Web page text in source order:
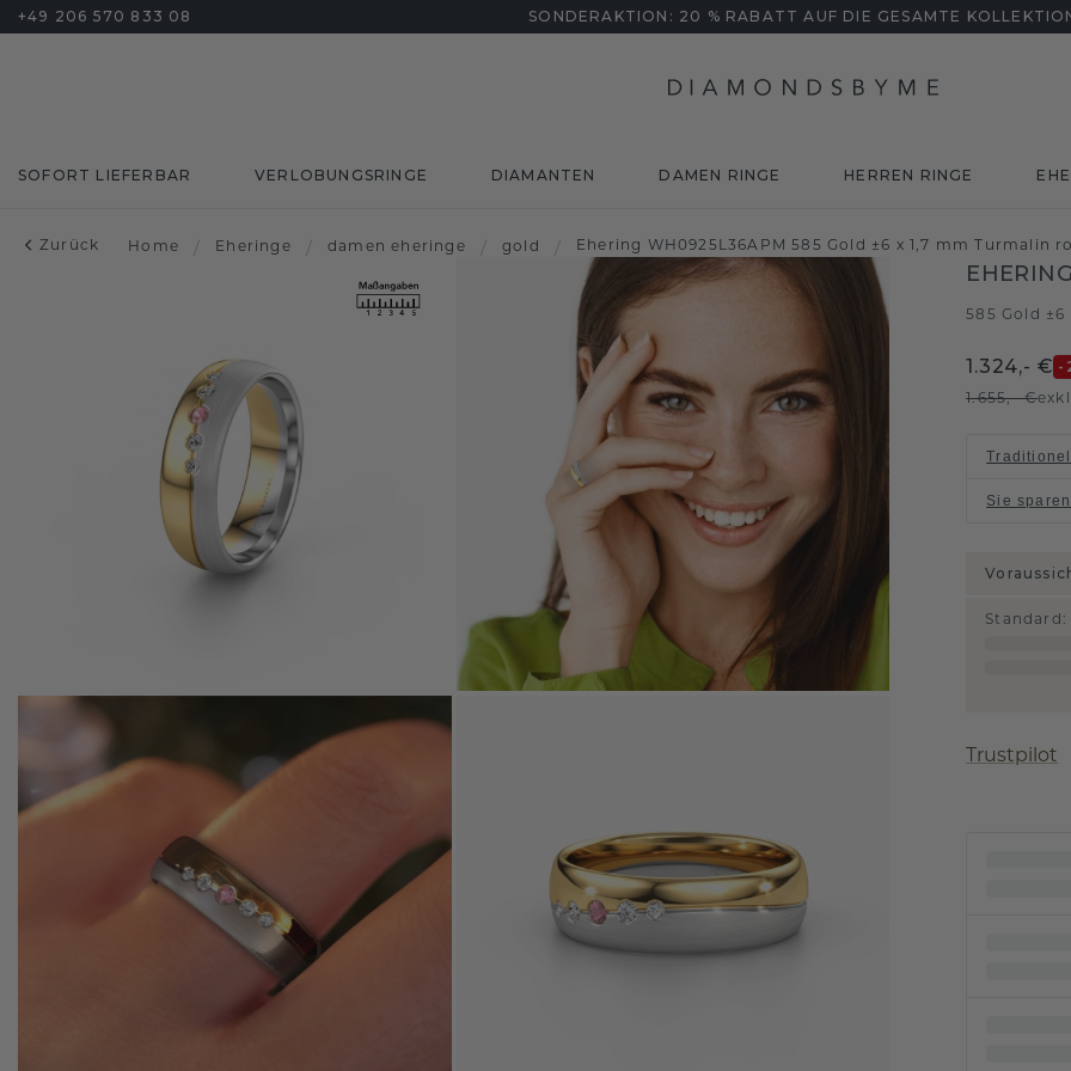
+49 206 570 833 08 SONDERAKTION: 20 % RABATT AUF DIE GESAMTE
SOFORT LIEFERBAR VERLOBUNGSRINGE DIAMANTEN DAMEN RINGE HERREN RINGE
Zurück Home / Eheringe / damen eheringe / gold / Ehering WH0925L36APM 585 Gold ±6 x 1,7 mm Turmalin
585 Gold ±6
1.324,- € -
1.655,- €
Sie sparen
Standard :
Trustpilot